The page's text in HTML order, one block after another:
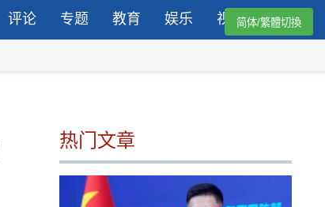
评论 专题 教育 娱乐 视频简体/繁體切換
热门文章